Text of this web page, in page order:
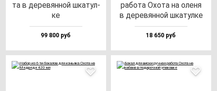
та в де­ре­вян­ной шка­тул­
ке
99 800 руб
ра­бо­та Охо­та на оле­ня
в де­ре­вян­ной шка­тул­ке
18 650 руб